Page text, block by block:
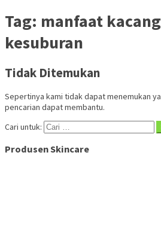
Tag: manfaat
kesuburan
Tidak Ditemukan
Sepertinya kami tidak dapat menemukan
pencarian dapat membantu.
Cari untuk:
Produsen Skincare